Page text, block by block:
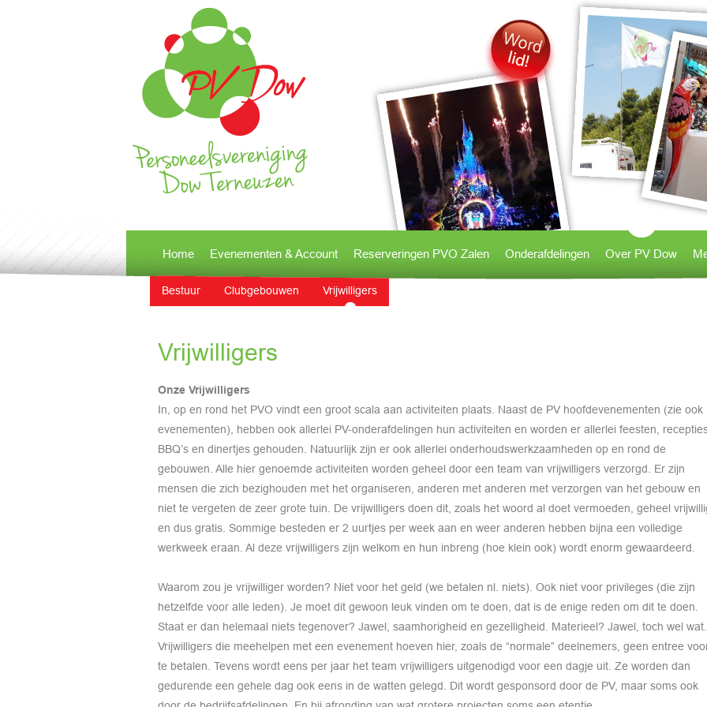
Home Evenementen & Account Reserveringen PVO Zalen Onderafdelingen Over PV Dow
Bestuur Clubgebouwen Vrijwilligers
Vrijwilligers
Onze Vrijwilligers
In, op en rond het PVO vindt een groot scala aan activiteiten plaats. Naast de PV hoofdevenementen (zie ook
evenementen), hebben ook allerlei PV-onderafdelingen hun activiteiten en worden er allerlei feesten,
BBQ’s en dinertjes gehouden. Natuurlijk zijn er ook allerlei onderhoudswerkzaamheden op en rond de
gebouwen. Alle hier genoemde activiteiten worden geheel door een team van vrijwilligers verzorgd. Er zijn
mensen die zich bezighouden met het organiseren, anderen met anderen met verzorgen van het gebouw en
niet te vergeten de zeer grote tuin. De vrijwilligers doen dit, zoals het woord al doet vermoeden, geheel
en dus gratis. Sommige besteden er 2 uurtjes per week aan en weer anderen hebben bijna een volledige
werkweek eraan. Al deze vrijwilligers zijn welkom en hun inbreng (hoe klein ook) wordt enorm gewaardeerd.
Waarom zou je vrijwilliger worden? Niet voor het geld (we betalen nl. niets). Ook niet voor privileges (die zijn
hetzelfde voor alle leden). Je moet dit gewoon leuk vinden om te doen, dat is de enige reden om dit te doen.
Staat er dan helemaal niets tegenover? Jawel, saamhorigheid en gezelligheid. Materieel? Jawel, toch wel wat.
Vrijwilligers die meehelpen met een evenement hoeven hier, zoals de “normale” deelnemers, geen entree
te betalen. Tevens wordt eens per jaar het team vrijwilligers uitgenodigd voor een dagje uit. Ze worden dan
gedurende een gehele dag ook eens in de watten gelegd. Dit wordt gesponsord door de PV, maar soms ook